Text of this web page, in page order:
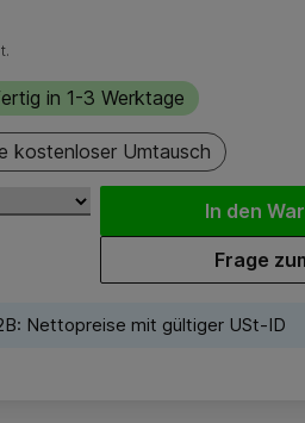
in 1-3 Werktage
kostenloser Umtausch
In den
Frage
Nettopreise mit gültiger USt-ID